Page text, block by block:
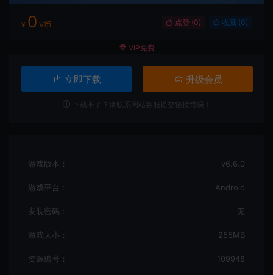
¥ 0 V币 点赞 (0) 收藏 (0)
VIP免费
立即下载 升级会员
下载不了？请联系网站客服提交链接错误！
游戏版本： v6.6.0
游戏平台： Android
安装密码： 无
游戏大小： 255MB
资源编号： 109948